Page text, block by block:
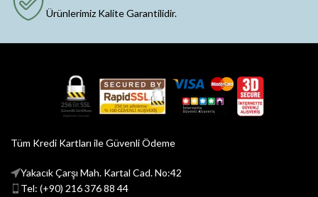
Ürünlerimiz Kalite Garantilidir.
Tüm Kredi Kartları ile Güvenli Ödeme
Yakacık Çarşı Mah. Kartal Cad. No:42
Tel: (+90) 216 376 88 44